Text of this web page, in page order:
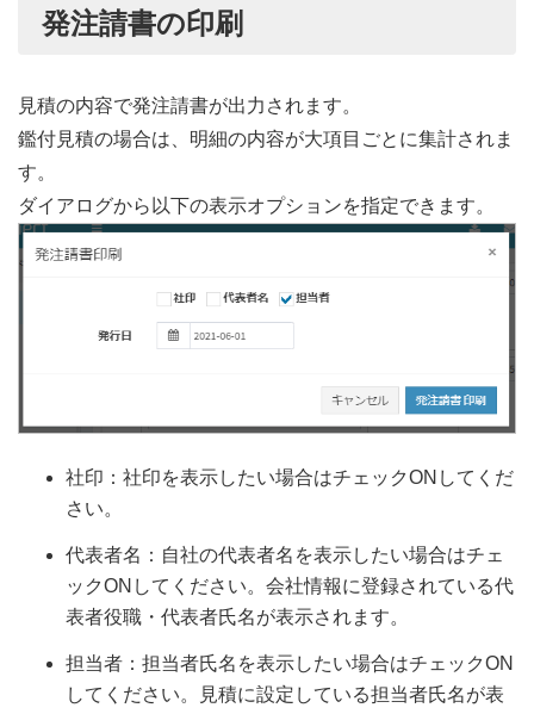
発注請書の印刷
見積の内容で発注請書が出力されます。
鑑付見積の場合は、明細の内容が大項目ごとに集計されま
す。
ダイアログから以下の表示オプションを指定できます。
社印：社印を表示したい場合はチェックONしてくだ
さい。
代表者名：自社の代表者名を表示したい場合はチェ
ックONしてください。会社情報に登録されている代
表者役職・代表者氏名が表示されます。
担当者：担当者氏名を表示したい場合はチェックON
してください。見積に設定している担当者氏名が表